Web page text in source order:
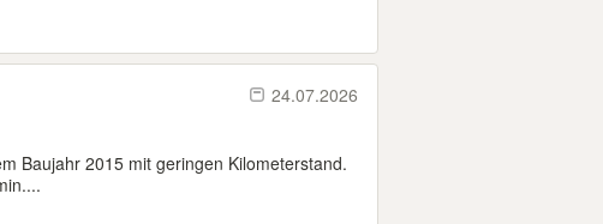
24.07.2026
Baujahr 2015 mit geringen Kilometerstand.